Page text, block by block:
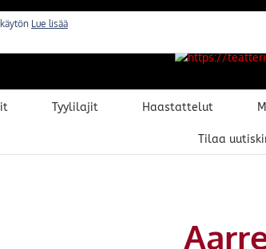
Tyylilajit Haastattelut
Tilaa
Lue lisää